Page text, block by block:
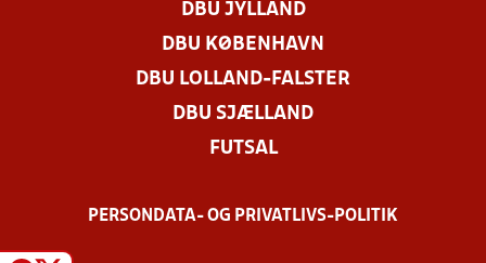
DBU JYLLAND
DBU KØBENHAVN
DBU LOLLAND-FALSTER
DBU SJÆLLAND
FUTSAL
PERSONDATA- OG PRIVATLIVS-POLITIK